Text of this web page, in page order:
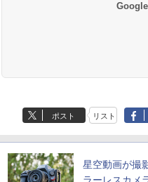
ポスト リスト
星空動画が撮